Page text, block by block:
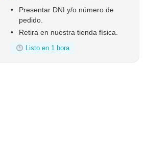
•
Presentar DNI y/o número de
pedido.
•
Retira en nuestra tienda física.
Listo en 1 hora